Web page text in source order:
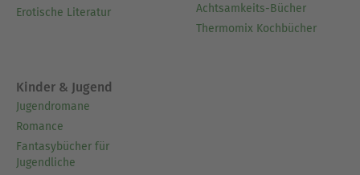
Erotische Literatur
Achtsamkeits-Bücher
Thermomix Kochbücher
Kinder & Jugend
Jugendromane
Romance
Fantasybücher für
Jugendliche